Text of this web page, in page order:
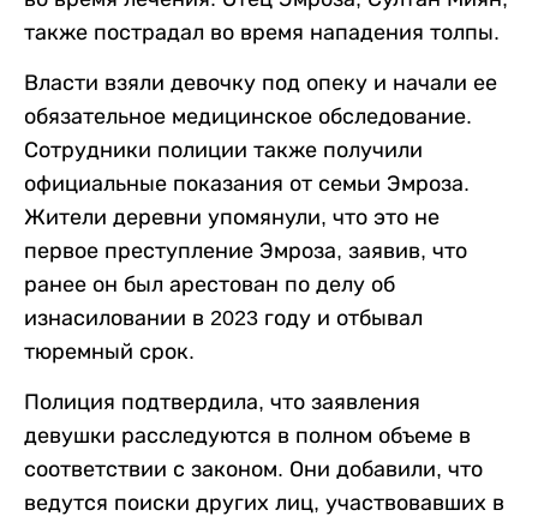
также пострадал во время нападения толпы.
Власти взяли девочку под опеку и начали ее
обязательное медицинское обследование.
Сотрудники полиции также получили
официальные показания от семьи Эмроза.
Жители деревни упомянули, что это не
первое преступление Эмроза, заявив, что
ранее он был арестован по делу об
изнасиловании в 2023 году и отбывал
тюремный срок.
Полиция подтвердила, что заявления
девушки расследуются в полном объеме в
соответствии с законом. Они добавили, что
ведутся поиски других лиц, участвовавших в